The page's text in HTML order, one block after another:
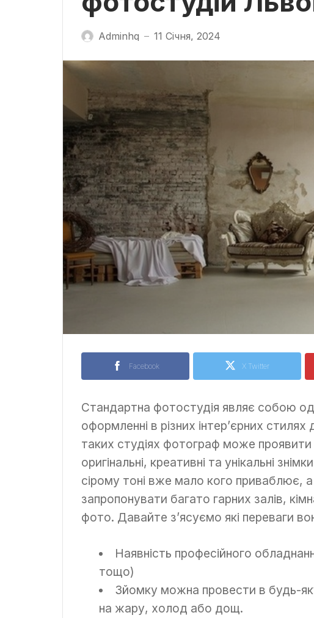
Adminhq — 11 Січня, 2024
Facebook X Twitter
Стандартна фотостудія являє собою
оформленні в різних інтер’єрних
таких студіях фотограф може проявити
оригінальні, креативні та унікальні
сірому тоні вже мало кого приваблює,
запропонувати багато гарних залів,
фото. Давайте з’ясуємо які переваги
Наявність професійного
тощо)
Зйомку можна провести в будь-
на жару, холод або дощ.